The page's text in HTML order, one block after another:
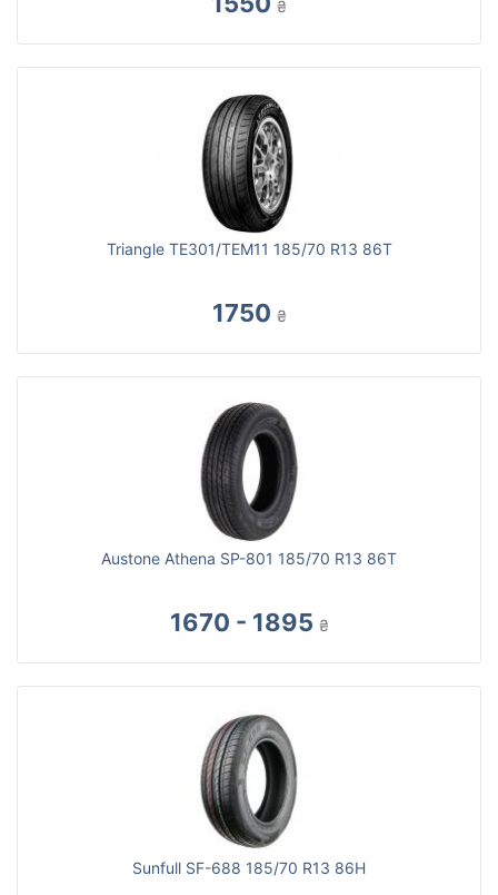
₴
Triangle TE301/TEM11 185/70 R13 86T
1750 ₴
Austone Athena SP-801 185/70 R13 86T
1670 - 1895 ₴
Sunfull SF-688 185/70 R13 86H